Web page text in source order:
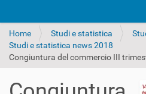
Home Studi e statistica
Studi e statistica news 2018
Congiuntura del commercio III